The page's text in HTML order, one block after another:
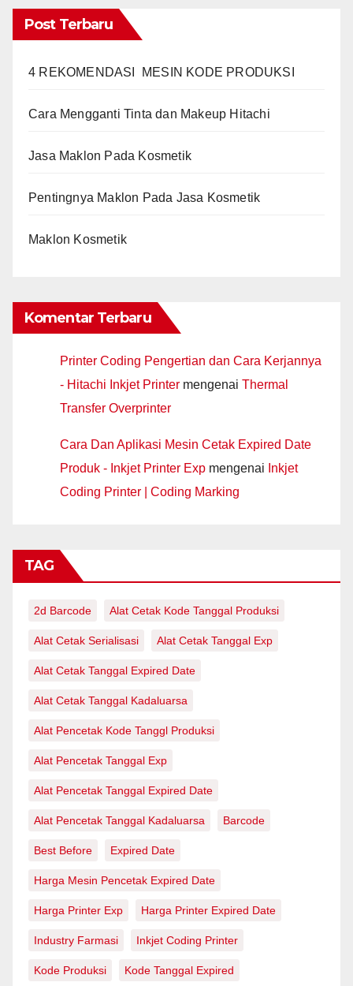
Post Terbaru
4 REKOMENDASI MESIN KODE PRODUKSI
Cara Mengganti Tinta dan Makeup Hitachi
Jasa Maklon Pada Kosmetik
Pentingnya Maklon Pada Jasa Kosmetik
Maklon Kosmetik
Komentar Terbaru
Printer Coding Pengertian dan Cara Kerjannya
- Hitachi Inkjet Printer mengenai Thermal
Transfer Overprinter
Cara Dan Aplikasi Mesin Cetak Expired Date
Produk - Inkjet Printer Exp mengenai Inkjet
Coding Printer | Coding Marking
TAG
2d Barcode Alat Cetak Kode Tanggal Produksi
Alat Cetak Serialisasi Alat Cetak Tanggal Exp
Alat Cetak Tanggal Expired Date
Alat Cetak Tanggal Kadaluarsa
Alat Pencetak Kode Tanggl Produksi
Alat Pencetak Tanggal Exp
Alat Pencetak Tanggal Expired Date
Alat Pencetak Tanggal Kadaluarsa Barcode
Best Before Expired Date
Harga Mesin Pencetak Expired Date
Harga Printer Exp Harga Printer Expired Date
Industry Farmasi Inkjet Coding Printer
Kode Produksi Kode Tanggal Expired